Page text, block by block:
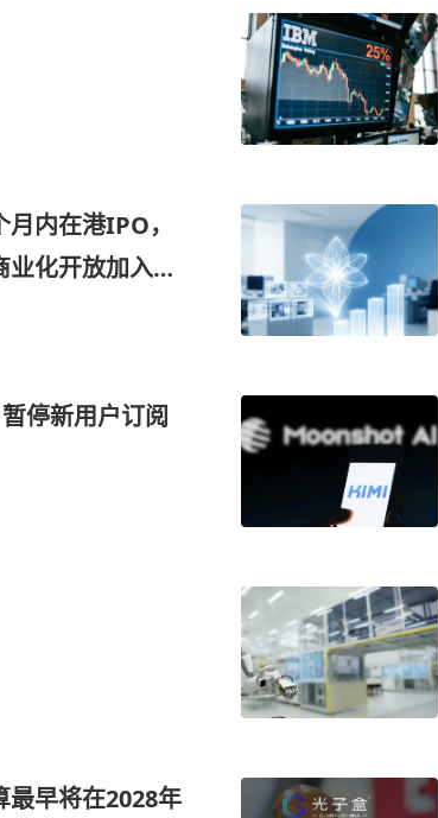
内在港IPO，
化开放加入，
停新用户订阅
早将在2028年